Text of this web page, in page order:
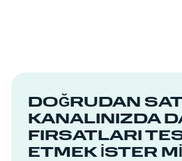
DOĞRUDAN
KANALINIZDA
FIRSATLARI
ETMEK ISTER